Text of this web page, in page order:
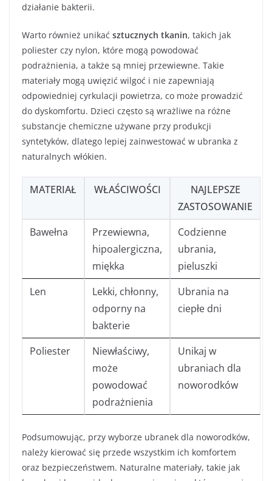
działanie bakterii.
Warto również unikać sztucznych tkanin, takich jak
poliester czy nylon, które mogą powodować
podrażnienia, a także są mniej przewiewne. Takie
materiały mogą uwięzić wilgoć i nie zapewniają
odpowiedniej cyrkulacji powietrza, co może prowadzić
do dyskomfortu. Dzieci często są wrażliwe na różne
substancje chemiczne używane przy produkcji
syntetyków, dlatego lepiej zainwestować w ubranka z
naturalnych włókien.
MATERIAŁ WŁAŚCIWOŚCI
NAJLEPSZE
ZASTOSOWANIE
Bawełna
Przewiewna,
hipoalergiczna,
miękka
Codzienne
ubrania,
pieluszki
Len
Lekki, chłonny,
odporny na
bakterie
Ubrania na
ciepłe dni
Poliester
Niewłaściwy,
może
powodować
podrażnienia
Unikaj w
ubraniach dla
noworodków
Podsumowując, przy wyborze ubranek dla noworodków,
należy kierować się przede wszystkim ich komfortem
oraz bezpieczeństwem. Naturalne materiały, takie jak